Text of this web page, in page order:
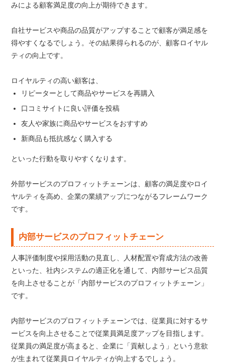
みによる顧客満足度の向上が期待できます。
自社サービスや商品の品質がアップすることで顧客が満足感を
得やすくなるでしょう。その結果得られるのが、顧客ロイヤル
ティの向上です。
ロイヤルティの高い顧客は、
リピーターとして商品やサービスを再購入
口コミサイトに良い評価を投稿
友人や家族に商品やサービスをおすすめ
新商品も抵抗感なく購入する
といった行動を取りやすくなります。
外部サービスのプロフィットチェーンは、顧客の満足度やロイ
ヤルティを高め、企業の業績アップにつながるフレームワーク
です。
内部サービスのプロフィットチェーン
人事評価制度や採用活動の見直し、人材配置や育成方法の改善
といった、社内システムの適正化を通して、内部サービス品質
を向上させることが「内部サービスのプロフィットチェーン」
です。
内部サービスのプロフィットチェーンでは、従業員に対するサ
ービスを向上させることで従業員満足度アップを目指します。
従業員の満足度が高まると、企業に「貢献しよう」という意欲
が生まれて従業員ロイヤルティが向上するでしょう。